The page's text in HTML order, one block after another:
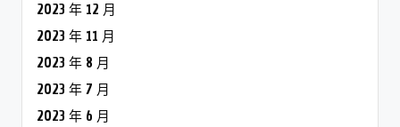
2023 年 12 月
2023 年 11 月
2023 年 8 月
2023 年 7 月
2023 年 6 月